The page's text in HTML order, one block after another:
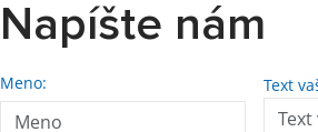
Napíšte nám
Meno: Text